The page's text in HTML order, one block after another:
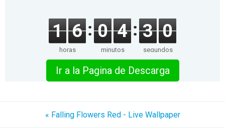
1 6
horas
0 4
minutos
3 0
segundos
Ir a la Pagina de Descarga
« Falling Flowers Red - Live Wallpaper